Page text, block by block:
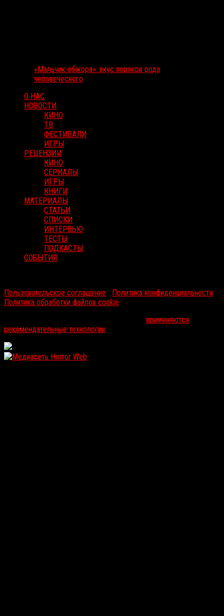
«Мальчик-обжора»: вкус пороков рода
человеческого
О НАС
НОВОСТИ
КИНО
ТВ
ФЕСТИВАЛИ
ИГРЫ
РЕЦЕНЗИИ
КИНО
СЕРИАЛЫ
ИГРЫ
КНИГИ
МАТЕРИАЛЫ
СТАТЬИ
СПИСКИ
ИНТЕРВЬЮ
ТЕСТЫ
ПОДКАСТЫ
СОБЫТИЯ
Пользовательское соглашение
Политика конфиденциальности
Политика обработки файлов cookie
применяются
рекомендательные технологии